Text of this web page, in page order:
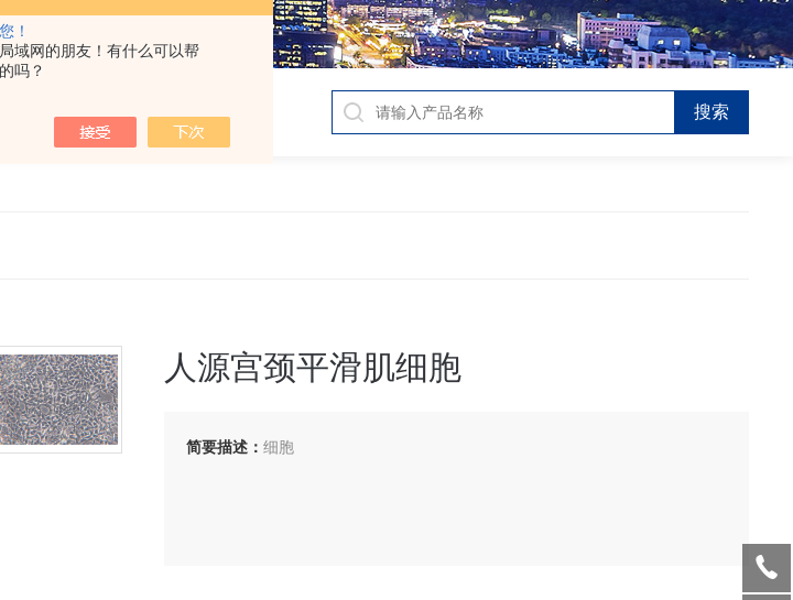
！
域网的朋友！有什么可以帮
吗？
人源宫颈平滑肌细胞
简要描述：细胞